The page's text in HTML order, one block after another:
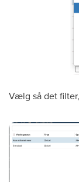
Vælg så det